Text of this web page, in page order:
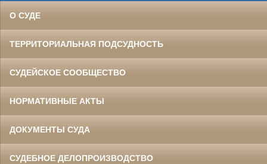
О СУДЕ
ТЕРРИТОРИАЛЬНАЯ ПОДСУДНОСТЬ
СУДЕЙСКОЕ СООБЩЕСТВО
НОРМАТИВНЫЕ АКТЫ
ДОКУМЕНТЫ СУДА
СУДЕБНОЕ ДЕЛОПРОИЗВОДСТВО